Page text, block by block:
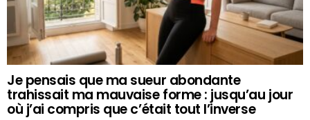
Je pensais que ma sueur abondante
trahissait ma mauvaise forme : jusqu’au jour
où j’ai compris que c’était tout l’inverse